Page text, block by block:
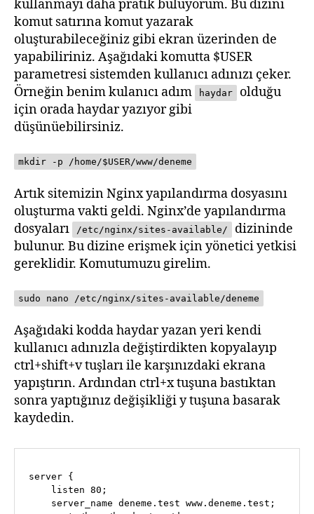
kullanmayı daha pratik buluyorum. Bu dizini
komut satırına komut yazarak
oluşturabileceğiniz gibi ekran üzerinden de
yapabiliriniz. Aşağıdaki komutta $USER
parametresi sistemden kullanıcı adınızı çeker.
Örneğin benim kulanıcı adım
haydar
olduğu
için orada haydar yazıyor gibi
düşünüebilirsiniz.
mkdir -p /home/$USER/www/deneme
Artık sitemizin Nginx yapılandırma dosyasını
oluşturma vakti geldi. Nginx’de yapılandırma
dosyaları
/etc/nginx/sites-available/
dizininde
bulunur. Bu dizine erişmek için yönetici yetkisi
gereklidir. Komutumuzu girelim.
sudo nano /etc/nginx/sites-available/deneme
Aşağıdaki kodda haydar yazan yeri kendi
kullanıcı adınızla değiştirdikten kopyalayıp
ctrl+shift+v tuşları ile karşınızdaki ekrana
yapıştırın. Ardından ctrl+x tuşuna bastıktan
sonra yaptığınız değişikliği y tuşuna basarak
kaydedin.
server {